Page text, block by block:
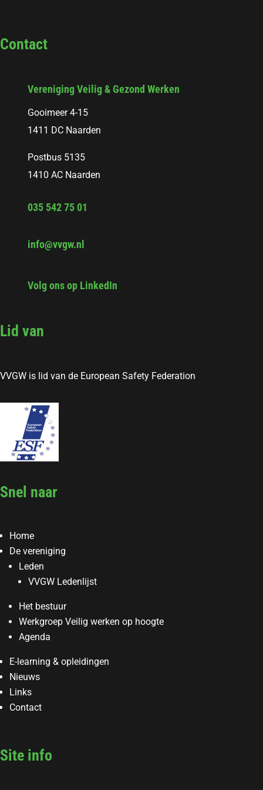
Contact
Vereniging Veilig & Gezond Werken
Gooimeer 4-15
1411 DC Naarden
Postbus 5135
1410 AC Naarden
035 542 75 01
info@vvgw.nl
Volg ons op LinkedIn
Lid van
VVGW is lid van de European Safety Federation
Snel naar
Home
De vereniging
Leden
VVGW Ledenlijst
Het bestuur
Werkgroep Veilig werken op hoogte
Agenda
E-learning & opleidingen
Nieuws
Links
Contact
Site info